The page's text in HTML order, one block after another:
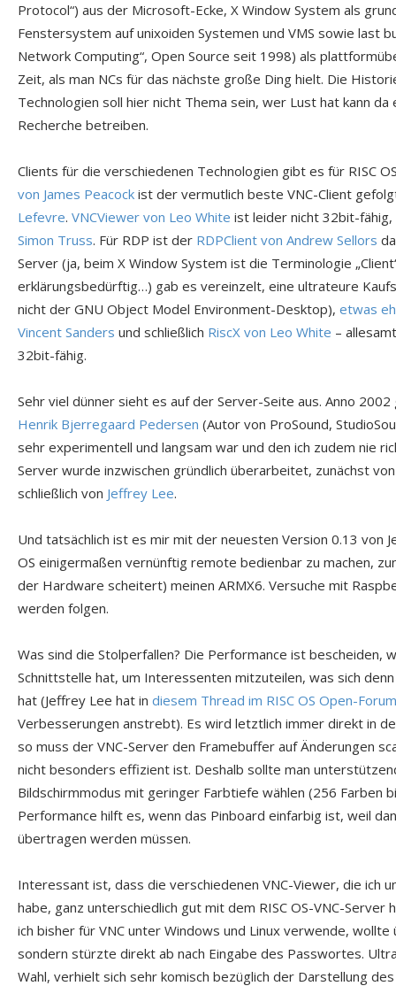
Protocol“) aus der Microsoft-Ecke, X Window System als
Fenstersystem auf unixoiden Systemen und VMS sowie last
Network Computing“, Open Source seit 1998) als
Zeit, als man NCs für das nächste große Ding hielt. Die
Technologien soll hier nicht Thema sein, wer Lust hat kann da
Recherche betreiben.
Clients für die verschiedenen Technologien gibt es für RISC
von James Peacock ist der vermutlich beste VNC-Client
Lefevre. VNCViewer von Leo White ist leider nicht 32bit-
Simon Truss. Für RDP ist der RDPClient von Andrew Sellors
Server (ja, beim X Window System ist die Terminologie
erklärungsbedürftig…) gab es vereinzelt, eine ultrateure
nicht der GNU Object Model Environment-Desktop), etwas
Vincent Sanders und schließlich RiscX von Leo White –
32bit-fähig.
Sehr viel dünner sieht es auf der Server-Seite aus. Anno
Henrik Bjerregaard Pedersen (Autor von ProSound,
sehr experimentell und langsam war und den ich zudem nie
Server wurde inzwischen gründlich überarbeitet, zunächst
schließlich von Jeffrey Lee.
Und tatsächlich ist es mir mit der neuesten Version 0.13 von
OS einigermaßen vernünftig remote bedienbar zu machen,
der Hardware scheitert) meinen ARMX6. Versuche mit
werden folgen.
Was sind die Stolperfallen? Die Performance ist bescheiden,
Schnittstelle hat, um Interessenten mitzuteilen, was sich
hat (Jeffrey Lee hat in diesem Thread im RISC OS Open-Forum
Verbesserungen anstrebt). Es wird letztlich immer direkt in
so muss der VNC-Server den Framebuffer auf Änderungen
nicht besonders effizient ist. Deshalb sollte man
Bildschirmmodus mit geringer Farbtiefe wählen (256 Farben
Performance hilft es, wenn das Pinboard einfarbig ist, weil
übertragen werden müssen.
Interessant ist, dass die verschiedenen VNC-Viewer, die ich
habe, ganz unterschiedlich gut mit dem RISC OS-VNC-Server
ich bisher für VNC unter Windows und Linux verwende,
sondern stürzte direkt ab nach Eingabe des Passwortes.
Wahl, verhielt sich sehr komisch bezüglich der Darstellung